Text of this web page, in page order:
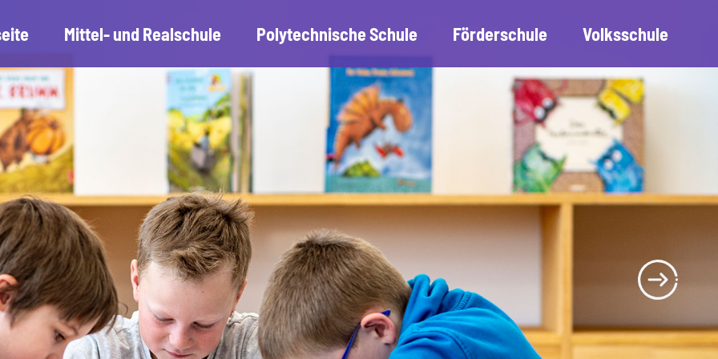
Mittel- und Realschule Polytechnische Schule Förderschule Volksschule